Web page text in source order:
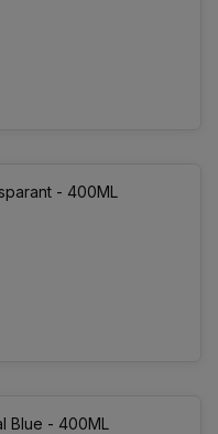
- 400ML
Blue - 400ML